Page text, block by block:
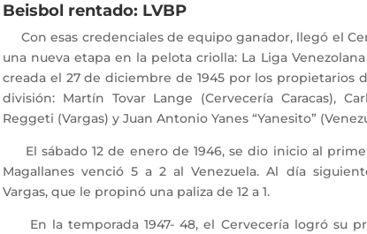
Beisbol rentado: LVBP
Con esas credenciales de equipo ganador, llegó el
una nueva etapa en la pelota criolla: La Liga
creada el 27 de diciembre de 1945 por los propietarios
división: Martín Tovar Lange (Cervecería Caracas),
Reggeti (Vargas) y Juan Antonio Yanes “Yanesito”
El sábado 12 de enero de 1946, se dio inicio al
Magallanes venció 5 a 2 al Venezuela. Al día
Vargas, que le propinó una paliza de 12 a 1.
En la temporada 1947- 48, el Cervecería logró su